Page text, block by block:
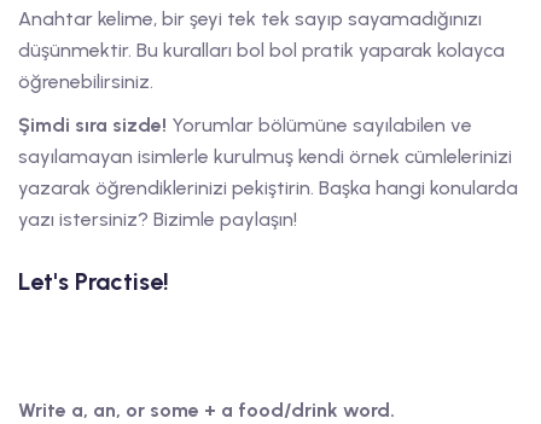
Anahtar kelime, bir şeyi tek tek sayıp sayamadığınızı
düşünmektir. Bu kuralları bol bol pratik yaparak kolayca
öğrenebilirsiniz.
Şimdi sıra sizde! Yorumlar bölümüne sayılabilen ve
sayılamayan isimlerle kurulmuş kendi örnek cümlelerinizi
yazarak öğrendiklerinizi pekiştirin. Başka hangi konularda
yazı istersiniz? Bizimle paylaşın!
Let's Practise!
Write a, an, or some + a food/drink word.